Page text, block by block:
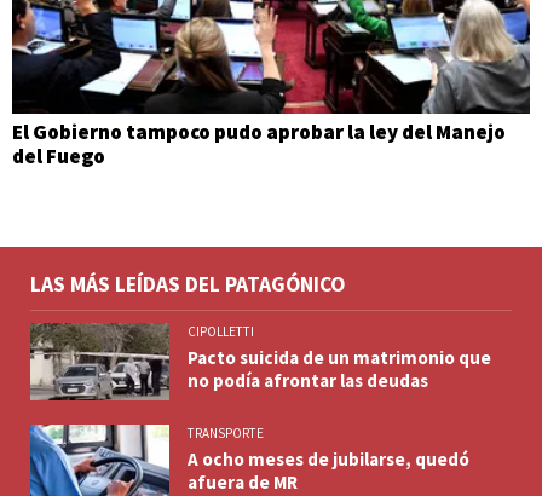
El Gobierno tampoco pudo aprobar la ley del Manejo
del Fuego
LAS MÁS LEÍDAS DEL PATAGÓNICO
CIPOLLETTI
Pacto suicida de un matrimonio que
no podía afrontar las deudas
TRANSPORTE
A ocho meses de jubilarse, quedó
afuera de MR